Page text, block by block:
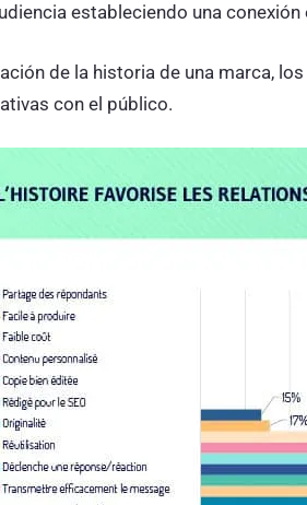
estableciendo una
de la historia de una marca,
con el público.